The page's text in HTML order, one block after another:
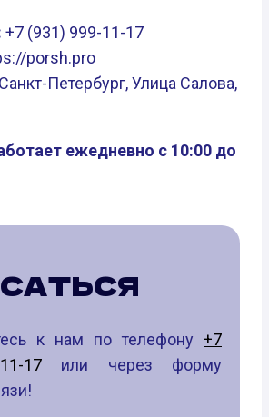
+7 (931) 999-11-17
porsh.pro
Петербург, Улица Салова,
ежедневно с 10:00 до
к нам по телефону +7
17или через форму